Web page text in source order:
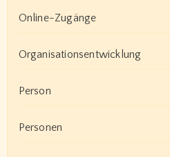
Online-Zugänge
Organisationsentwicklung
Person
Personen